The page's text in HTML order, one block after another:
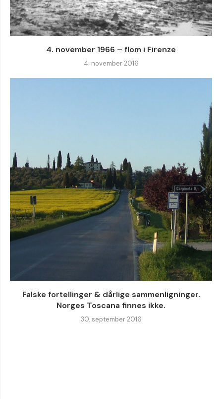
4. november 1966 – flom i Firenze
4. november 2016
Falske fortellinger & dårlige sammenligninger.
Norges Toscana finnes ikke.
30. september 2016